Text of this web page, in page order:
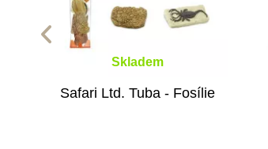
Skladem
Safari Ltd. Tuba - Fosílie